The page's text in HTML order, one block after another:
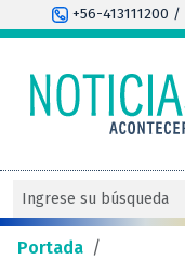
+56-413111200
Portada /